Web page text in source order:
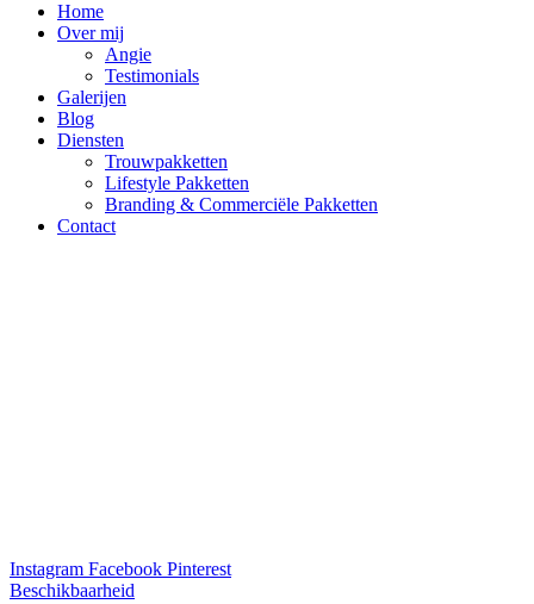
Home
Over mij
Angie
Testimonials
Galerijen
Blog
Diensten
Trouwpakketten
Lifestyle Pakketten
Branding & Commerciële Pakketten
Contact
Instagram Facebook Pinterest
Beschikbaarheid